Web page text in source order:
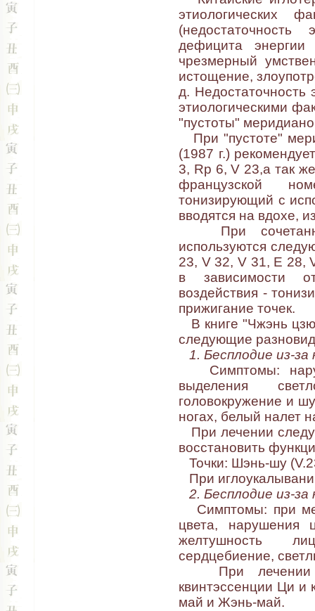
этиологических
дефицита
чрезмерный
истощение,
д.
этиологическими
"пустоты"
При "пустоте"
(1987 г.)
3, Rp 6, V 23,а так
французской
тонизирующий с
вводятся на вдохе,
При
используются
23, V 32, V 31, Е 28,
в зависимости
воздействия -
прижигание точек.
В книге "Чжэнь
следующие
1. Бесплодие из-
Симптомы:
выделения
головокружение и
ногах, белый налет
При лечении
восстановить
Точки: Шэнь-шу
При
2. Бесплодие из-
Симптомы: при
цвета, нарушения
желтушность
сердцебиение,
При лечении
квинтэссенции Ци и
май и Жэнь-май.